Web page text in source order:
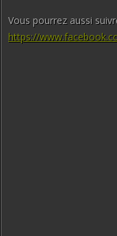
Vous pourrez aussi
https://